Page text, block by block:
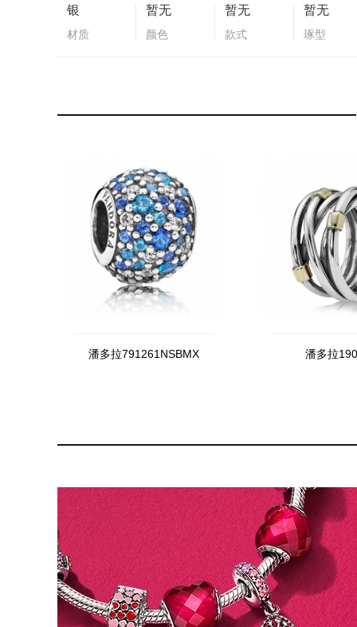
银
材质
暂无
颜色
暂无
款式
暂无
琢型
潘多拉791261NSBMX 潘多拉